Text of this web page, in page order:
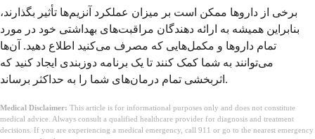
برخی از داروها ممکن است بر میزان عملکرد آنزیم‌ها تأثیر بگذارند،
بنابراین همیشه به ارائه دهندگان مراقبت‌های بهداشتی خود در مورد
تمام داروها و مکمل‌هایی که مصرف می‌کنید اطلاع دهید. آن‌ها
می‌توانند به شما کمک کنند تا یک برنامه دوزبندی ایجاد کنید که
اثربخشی تمام درمان‌های شما را به حداکثر برساند.
Medical Disclaimer: This article is for informational purposes only and does not constitute
medical advice. Always consult a qualified healthcare provider for diagnosis and treatment
decisions. If you are experiencing a medical emergency, call 911 or go to the nearest emergency